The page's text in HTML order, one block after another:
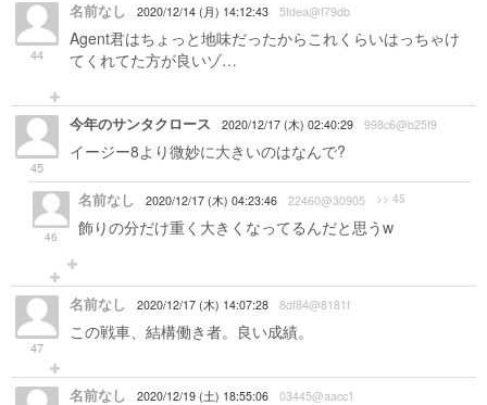
44
名前なし 2020/12/14 (月) 14:12:43 5fdea@f79db
Agent君はちょっと地味だったからこれくらいはっちゃけ
てくれてた方が良いゾ…
45
今年のサンタクロース 2020/12/17 (木) 02:40:29 998c6@b25f9
イージー8より微妙に大きいのはなんで?
46
名前なし 2020/12/17 (木) 04:23:46 22460@30905 >> 45
飾りの分だけ重く大きくなってるんだと思うw
47
名前なし 2020/12/17 (木) 14:07:28 8df84@8181f
この戦車、結構働き者。良い成績。
名前なし 2020/12/19 (土) 18:55:06 03445@aacc1